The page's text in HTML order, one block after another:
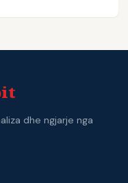
dhe ngjarje nga